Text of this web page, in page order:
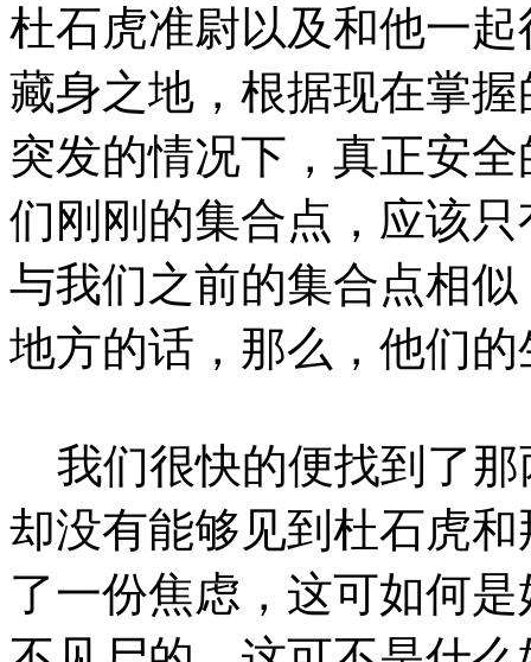
杜石虎准尉以及和他一
藏身之地，根据现在掌
突发的情况下，真正安
们刚刚的集合点，应该
与我们之前的集合点相
地方的话，那么，他们
我们很快的便找到了那
却没有能够见到杜石虎
了一份焦虑，这可如何